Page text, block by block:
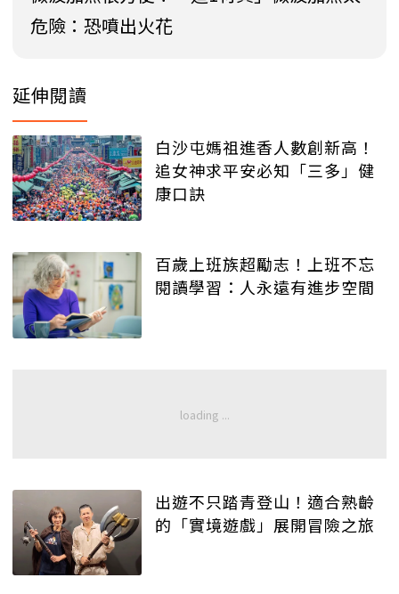
危險：恐噴出火花
延伸閱讀
白沙屯媽祖進香人數創新高！
追女神求平安必知「三多」健
康口訣
百歲上班族超勵志！上班不忘
閱讀學習：人永遠有進步空間
出遊不只踏青登山！適合熟齡
的「實境遊戲」展開冒險之旅